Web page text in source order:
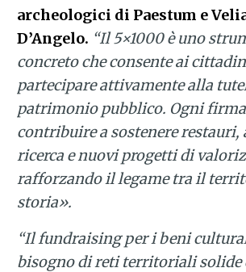
archeologici di Paestum e
D’Angelo. “Il 5×1000 è uno
concreto che consente ai
partecipare attivamente alla
patrimonio pubblico. Ogni
contribuire a sostenere
ricerca e nuovi progetti di
rafforzando il legame tra il
storia».
“Il fundraising per i beni
bisogno di reti territoriali solide